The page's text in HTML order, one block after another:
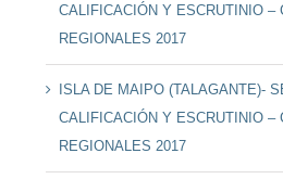
CALIFICACIÓN Y ESCRUTINIO –
REGIONALES 2017
ISLA DE MAIPO (TALAGANTE)-
CALIFICACIÓN Y ESCRUTINIO –
REGIONALES 2017